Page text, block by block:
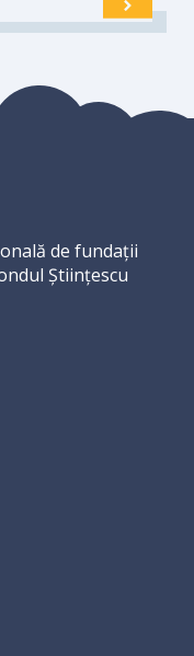
de fundații
Științescu